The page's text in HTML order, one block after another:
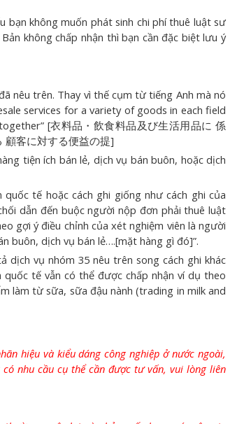
bạn không muốn phát sinh chi phí thuê luật sư
không chấp nhận thì bạn cần đặc biệt lưu ý
nêu trên. Thay vì thế cụm từ tiếng Anh mà nó
services for a variety of goods in each field
[衣料品・飲食料品及び生活用品に 係
顧客に対する便益の提]
tiện ích bán lẻ, dịch vụ bán buôn, hoặc dịch
tế hoặc cách ghi giống như cách ghi của
dẫn đến buộc người nộp đơn phải thuê luật
gợi ý điều chỉnh của xét nghiệm viên là người
buôn, dịch vụ bán lẻ….[mặt hàng gì đó]”.
vụ nhóm 35 nêu trên song cách ghi khác
tế vẫn có thể được chấp nhận ví dụ theo
làm từ sữa, sữa đậu nành (trading in milk and
hiệu và kiểu dáng công nghiệp ở nước ngoài,
nhu cầu cụ thể cần được tư vấn, vui lòng liên